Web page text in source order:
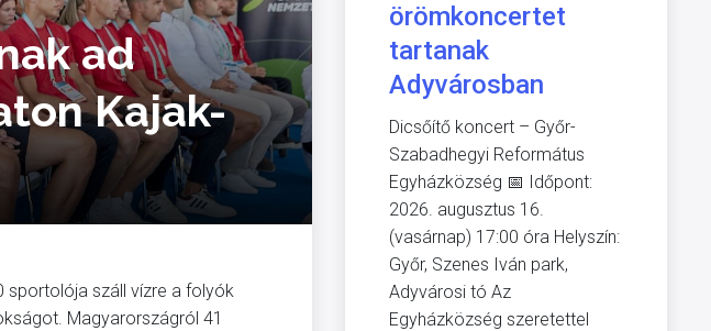
ad
Kajak-
sportolója száll vízre a folyók
Magyarországról 41
örömkoncertet
tartanak
Adyvárosban
Dicsőítő koncert – Győr-
Szabadhegyi Református
Egyházközség 📅 Időpont:
2026. augusztus 16.
(vasárnap) 17:00 óra Helyszín:
Győr, Szenes Iván park,
Adyvárosi tó Az
Egyházközség szeretettel